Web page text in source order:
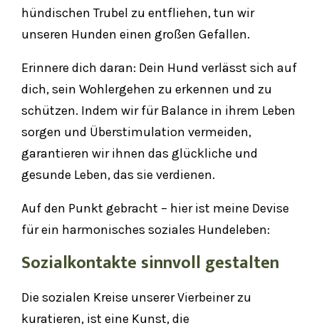
hündischen Trubel zu entfliehen, tun wir
unseren Hunden einen großen Gefallen.
Erinnere dich daran: Dein Hund verlässt sich auf
dich, sein Wohlergehen zu erkennen und zu
schützen. Indem wir für Balance in ihrem Leben
sorgen und Überstimulation vermeiden,
garantieren wir ihnen das glückliche und
gesunde Leben, das sie verdienen.
Auf den Punkt gebracht – hier ist meine Devise
für ein harmonisches soziales Hundeleben:
Sozialkontakte sinnvoll gestalten
Die sozialen Kreise unserer Vierbeiner zu
kuratieren, ist eine Kunst, die